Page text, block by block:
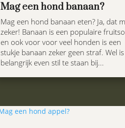
Mag een hond banaan?
Mag een hond banaan eten? Ja, dat
zeker! Banaan is een populaire
en ook voor voor veel honden is een
stukje banaan zeker geen straf. Wel
belangrijk even stil te staan bij...